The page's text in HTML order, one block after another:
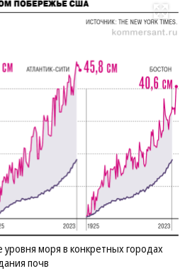
Развернуть
моря в конкретных городах
почв